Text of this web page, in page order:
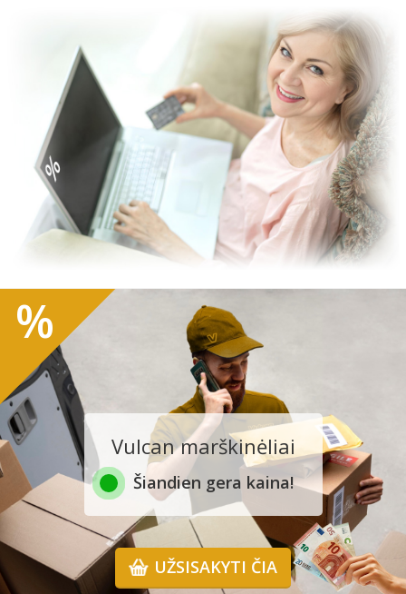
Vulcan marškinėliai
Šiandien gera kaina!
UŽSISAKYTI ČIA
%